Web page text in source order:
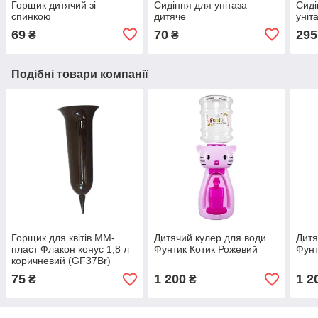
Горщик дитячий зі
спинкою
69 ₴
Сидіння для унітаза
дитяче
70₴ 295
Подібні товари компанії
Горщик для квітів ММ-
пласт Флакон конус 1,8 л
коричневий (GF37Вr)
75 ₴
Дитячий кулер для води
Фунтик Котик Рожевий
1 200₴ 1